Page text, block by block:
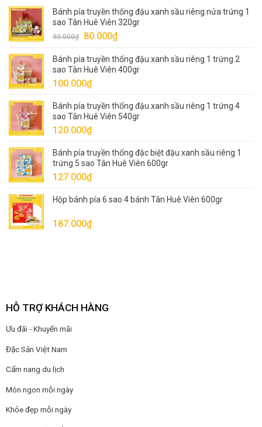
Bánh pía truyền thống đậu xanh sầu riêng nửa trứng 1
sao Tân Huê Viên 320gr
90.000₫
Giá
là:
90.000₫.
80.000₫Giá
tại
là:
Bánh pía truyền thống đậu xanh sầu riêng 1 trứng 2
sao Tân Huê Viên 400gr
100.000₫
Bánh pía truyền thống đậu xanh sầu riêng 1 trứng 4
sao Tân Huê Viên 540gr
120.000₫
Bánh pía truyền thống đặc biệt đậu xanh sầu riêng 1
trứng 5 sao Tân Huê Viên 600gr
127.000₫
Hộp bánh pía 6 sao 4 bánh Tân Huê Viên 600gr
187.000₫
HỖ TRỢ KHÁCH HÀNG
Ưu đãi - Khuyến mãi
Đặc Sản Việt Nam
Cẩm nang du lịch
Món ngon mỗi ngày
Khỏe đẹp mỗi ngày